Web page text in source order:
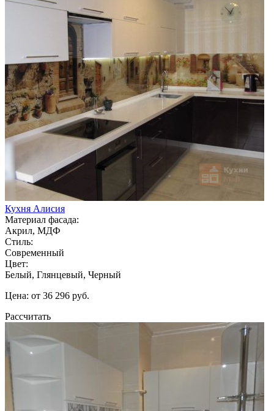
Кухня Алисия
Материал фасада:
Акрил, МДФ
Стиль:
Современный
Цвет:
Белый, Глянцевый, Черный
Цена: от 36 296 руб.
Рассчитать